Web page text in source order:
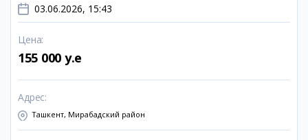
03.06.2026, 15:43
Цена:
155 000 y.e
Адрес:
Ташкент, Мирабадский район